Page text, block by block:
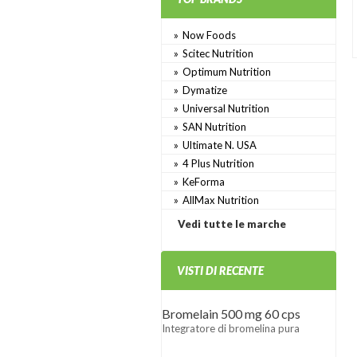
Now Foods
Scitec Nutrition
Optimum Nutrition
Dymatize
Universal Nutrition
SAN Nutrition
Ultimate N. USA
4 Plus Nutrition
KeForma
AllMax Nutrition
Vedi tutte le marche
VISTI DI RECENTE
Bromelain 500 mg 60 cps
Integratore di bromelina pura